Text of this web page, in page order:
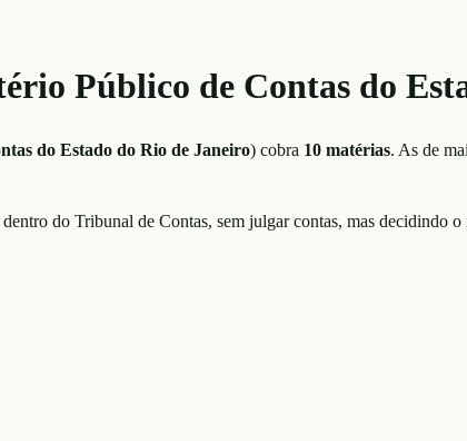
Público de Contas do
do Estado do Rio de Janeiro) cobra 10 matérias. As de
do Tribunal de Contas, sem julgar contas, mas decidindo o